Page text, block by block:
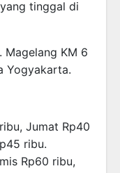
tinggal di
KM 6
Yogyakarta.
Jumat Rp40
ribu.
Rp60 ribu,